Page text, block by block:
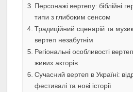
Персонажі вертепу: біблійні
типи з глибоким сенсом
Традиційний сценарій та
вертеп незабутнім
Регіональні особливості
живих акторів
Сучасний вертеп в Україні:
фестивалі та нові історії